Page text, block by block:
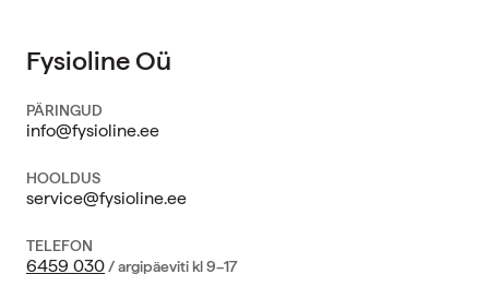
Fysioline Oü
PÄRINGUD
info@fysioline.ee
HOOLDUS
service@fysioline.ee
TELEFON
6459 030/ argipäeviti kl 9–17